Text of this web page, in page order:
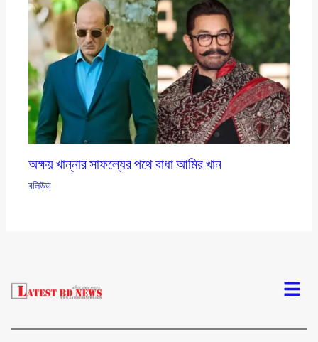
অক্ষয় খান্নার সাফল্যের পথে বাধা আমির খান
বলিউড
Menu